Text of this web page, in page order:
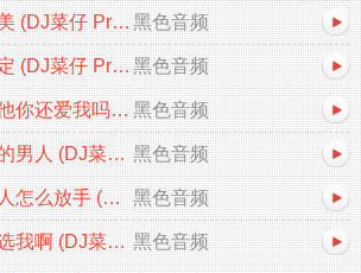
洋澜一 - 曾经最美 (DJ菜仔 ProgHouse Remix 2026)黑色音频
老板 - 作废的约定 (DJ菜仔 ProgHouse Remix 2026)黑色音频
六哲 - 如果没有他你还爱我吗 (DJ菜仔 ProgHouse Remix 2026)V2 黑色音频
吕品 - 被爱伤害的男人 (DJ菜仔 ProgHouse Remix 2026)V2 黑色音频
老板 - 深爱过的人怎么放手 (DJ菜仔 ProgHouse Remix 2026) 黑色音频
洪嘉源 - 是你没选我啊 (DJ菜仔 ProgHouse Remix 2026) 黑色音频